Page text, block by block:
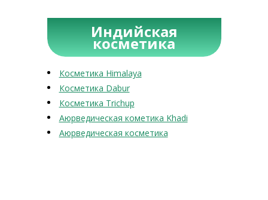
Индийская
косметика
Косметика Himalaya
Косметика Dabur
Косметика Trichup
Аюрведическая кометика Khadi
Аюрведическая косметика